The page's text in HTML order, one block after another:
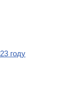
году